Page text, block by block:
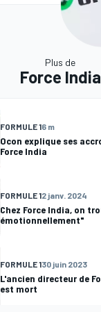
Plus de
Force India
FORMULE 16 m
Ocon explique ses
Force India
FORMULE 12 janv. 2024
Chez Force India, on
émotionnellement"
FORMULE 130 juin 2023
L'ancien directeur de
est mort